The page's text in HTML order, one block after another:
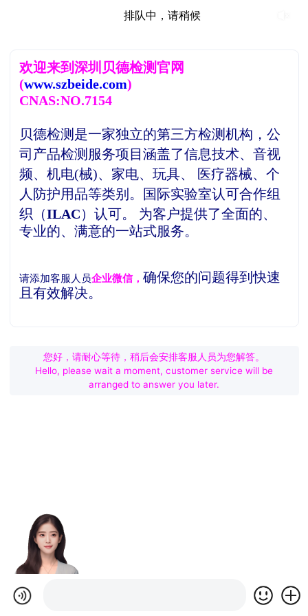
排队中，请稍候
欢迎来到深圳贝德检测官网
(www.szbeide.com)
CNAS:NO.7154
贝德检测是一家独立的第三方检测机构，公
司产品检测服务项目涵盖了信息技术、音视
频、机电(械)、家电、玩具、 医疗器械、个
人防护用品等类别。
国际实验室认可合作组
织（ILAC）认可。
为客户提供了全面的、
专业的、满意的一站式服务。
请添加客服人员企业微信，确保您的问题得到快速
且有效解决。
您好，请耐心等待，稍后会安排客服人员为您解答。
Hello, please wait a moment, customer service will be
arranged to answer you later.